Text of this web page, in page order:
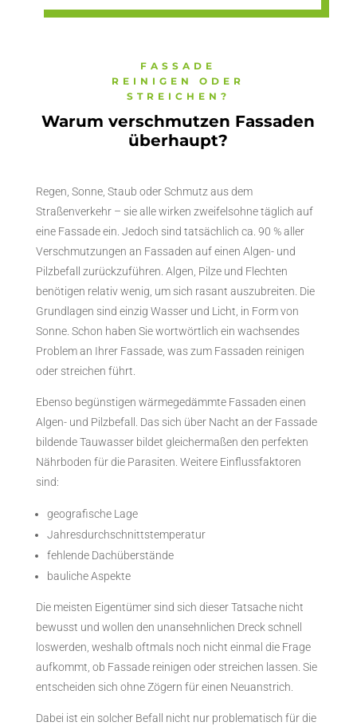
FASSADE
REINIGEN ODER
STREICHEN?
Warum verschmutzen Fassaden
überhaupt?
Regen, Sonne, Staub oder Schmutz aus dem
Straßenverkehr – sie alle wirken zweifelsohne täglich auf
eine Fassade ein. Jedoch sind tatsächlich ca. 90 % aller
Verschmutzungen an Fassaden auf einen Algen- und
Pilzbefall zurückzuführen. Algen, Pilze und Flechten
benötigen relativ wenig, um sich rasant auszubreiten. Die
Grundlagen sind einzig Wasser und Licht, in Form von
Sonne. Schon haben Sie wortwörtlich ein wachsendes
Problem an Ihrer Fassade, was zum Fassaden reinigen
oder streichen führt.
Ebenso begünstigen wärmegedämmte Fassaden einen
Algen- und Pilzbefall. Das sich über Nacht an der Fassade
bildende Tauwasser bildet gleichermaßen den perfekten
Nährboden für die Parasiten. Weitere Einflussfaktoren
sind:
geografische Lage
Jahresdurchschnittstemperatur
fehlende Dachüberstände
bauliche Aspekte
Die meisten Eigentümer sind sich dieser Tatsache nicht
bewusst und wollen den unansehnlichen Dreck schnell
loswerden, weshalb oftmals noch nicht einmal die Frage
aufkommt, ob Fassade reinigen oder streichen lassen. Sie
entscheiden sich ohne Zögern für einen Neuanstrich.
Dabei ist ein solcher Befall nicht nur problematisch für die